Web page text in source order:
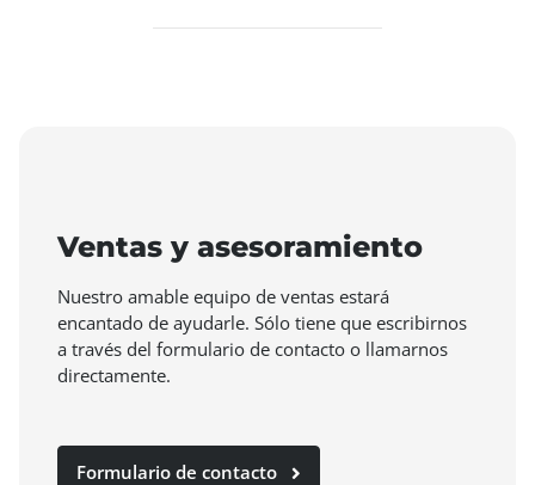
Ventas y asesoramiento
Nuestro amable equipo de ventas estará
encantado de ayudarle. Sólo tiene que escribirnos
a través del formulario de contacto o llamarnos
directamente.
Formulario de contacto